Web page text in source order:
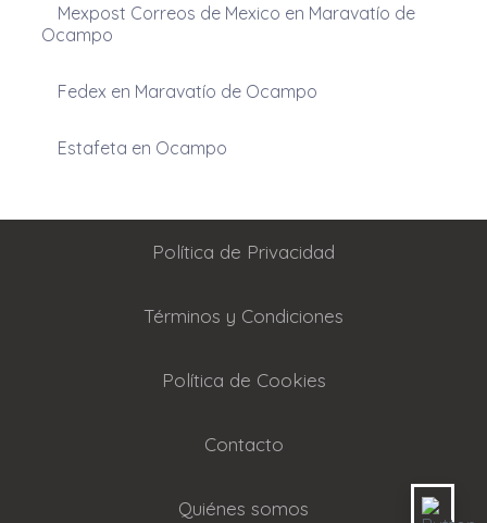
Mexpost Correos de Mexico en Maravatío de
Ocampo
Fedex en Maravatío de Ocampo
Estafeta en Ocampo
Política de Privacidad
Términos y Condiciones
Política de Cookies
Contacto
Quiénes somos